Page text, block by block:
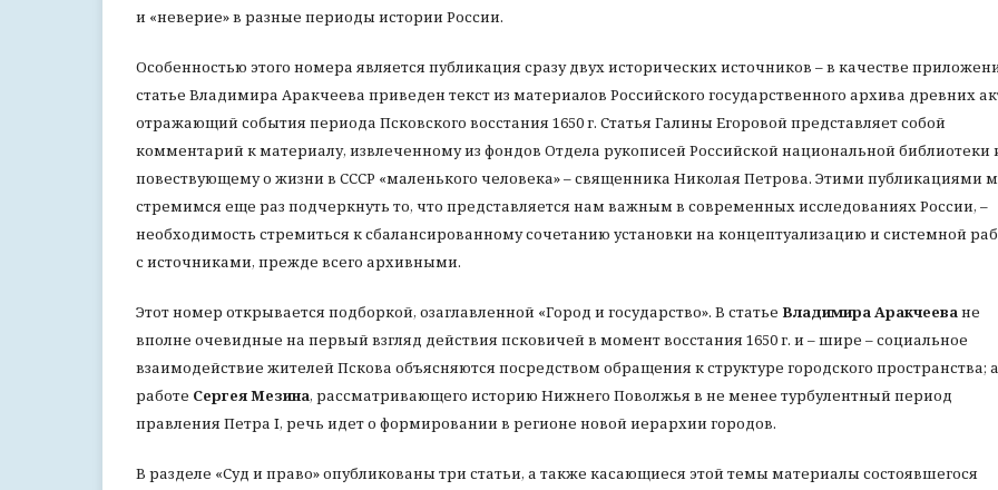
и «неверие» в разные периоды истории России.
Особенностью этого номера является публикация сразу двух исторических источников – в качестве
статье Владимира Аракчеева приведен текст из материалов Российского государственного архива древних
отражающий события периода Псковского восстания 1650 г. Статья Галины Егоровой представляет собой
комментарий к материалу, извлеченному из фондов Отдела рукописей Российской национальной библиотеки
повествующему о жизни в СССР «маленького человека» – священника Николая Петрова. Этими публикациями
стремимся еще раз подчеркнуть то, что представляется нам важным в современных исследованиях России, –
необходимость стремиться к сбалансированному сочетанию установки на концептуализацию и системной
с источниками, прежде всего архивными.
Этот номер открывается подборкой, озаглавленной «Город и государство». В статье Владимира Аракчееване
вполне очевидные на первый взгляд действия псковичей в момент восстания 1650 г. и – шире – социальное
взаимодействие жителей Пскова объясняются посредством обращения к структуре городского пространства;
работе Сергея Мезина, рассматривающего историю Нижнего Поволжья в не менее турбулентный период
правления Петра I, речь идет о формировании в регионе новой иерархии городов.
В разделе «Суд и право» опубликованы три статьи, а также касающиеся этой темы материалы состоявшегося